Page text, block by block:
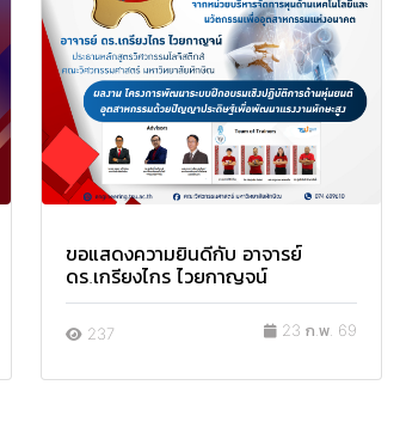
ขอแสดงความยินดีกับ อาจารย์
ดร.เกรียงไกร ไวยกาญจน์
237 23 ก.พ. 69